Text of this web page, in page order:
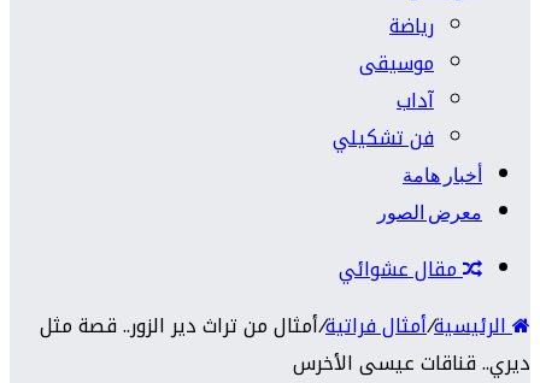
رياضة
موسيقى
آداب
فن تشكيلي
أخبار هامة
معرض الصور
مقال عشوائي
الرئيسية/أمثال فراتية/أمثال من تراث دير الزور.. قصة مثل
ديري.. قناقات عيسى الأخرس